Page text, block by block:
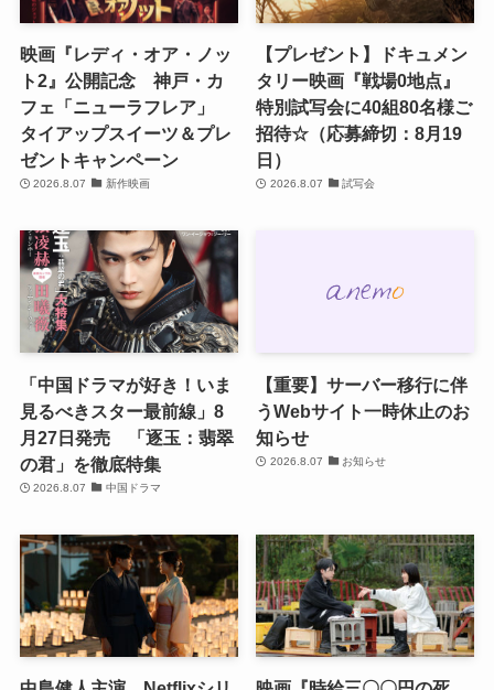
映画『レディ・オア・ノッ
ト2』公開記念 神戸・カ
フェ「ニューラフレア」
タイアップスイーツ＆プレ
ゼントキャンペーン
2026.8.07 新作映画
【プレゼント】ドキュメン
タリー映画『戦場0地点』
特別試写会に40組80名様ご
招待☆（応募締切：8月19
日）
2026.8.07 試写会
「中国ドラマが好き！いま
見るべきスター最前線」8
月27日発売 「逐玉：翡翠
の君」を徹底特集
2026.8.07 中国ドラマ
【重要】サーバー移行に伴
うWebサイト一時休止のお
知らせ
2026.8.07 お知らせ